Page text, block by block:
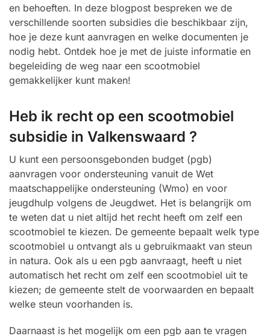
en behoeften. In deze blogpost bespreken we de
verschillende soorten subsidies die beschikbaar zijn,
hoe je deze kunt aanvragen en welke documenten je
nodig hebt. Ontdek hoe je met de juiste informatie en
begeleiding de weg naar een scootmobiel
gemakkelijker kunt maken!
Heb ik recht op een scootmobiel
subsidie in Valkenswaard ?
U kunt een persoonsgebonden budget (pgb)
aanvragen voor ondersteuning vanuit de Wet
maatschappelijke ondersteuning (Wmo) en voor
jeugdhulp volgens de Jeugdwet. Het is belangrijk om
te weten dat u niet altijd het recht heeft om zelf een
scootmobiel te kiezen. De gemeente bepaalt welk type
scootmobiel u ontvangt als u gebruikmaakt van steun
in natura. Ook als u een pgb aanvraagt, heeft u niet
automatisch het recht om zelf een scootmobiel uit te
kiezen; de gemeente stelt de voorwaarden en bepaalt
welke steun voorhanden is.
Daarnaast is het mogelijk om een pgb aan te vragen